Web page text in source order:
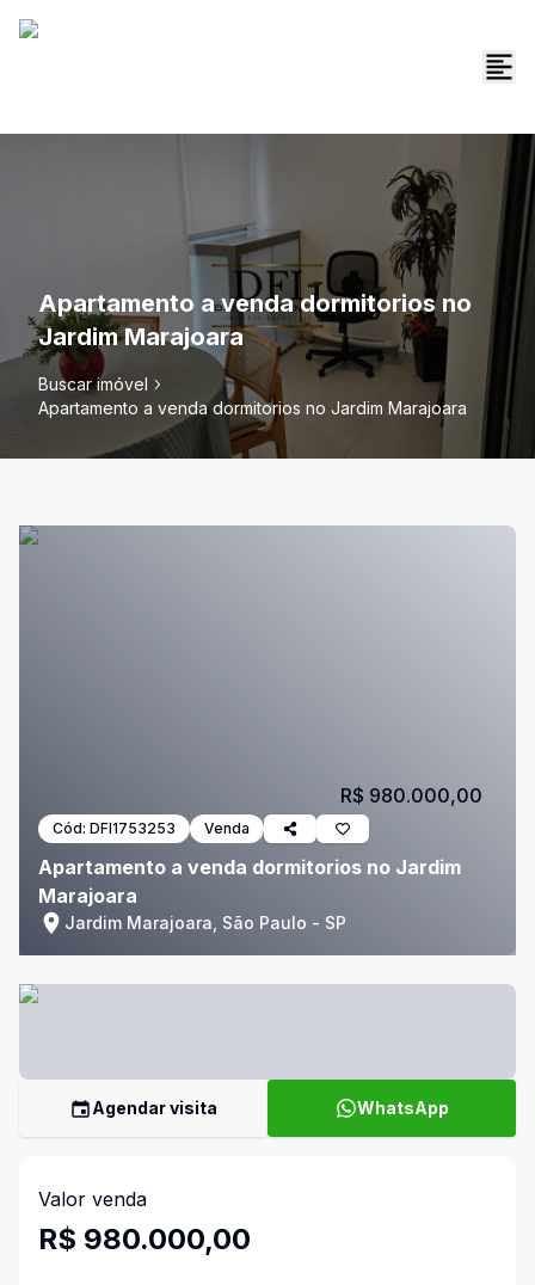
Apartamento a venda dormitorios no
Jardim Marajoara
Buscar imóvel
Apartamento a venda dormitorios no Jardim Marajoara
Cód: DFI1753253 Venda
Apartamento a venda dormitorios no Jardim
Marajoara
Jardim Marajoara, São Paulo - SP
R$ 980.000,00
Agendar visita WhatsApp
Valor venda
R$ 980.000,00